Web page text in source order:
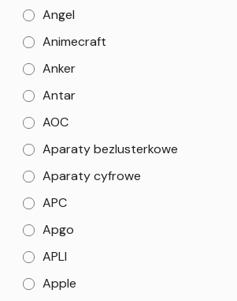
Angel
Animecraft
Anker
Antar
AOC
Aparaty bezlusterkowe
Aparaty cyfrowe
APC
Apgo
APLI
Apple